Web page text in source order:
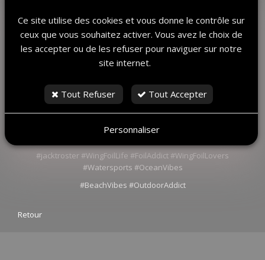
Ses followers ne s’y trompent pas : ils sont des milliers à vibrer
à ses côtés. ✨
#jacktroster #WingFoilLife #FoilAddict #WingFoilLovers
#Watersports #OceanVibes
#BeachVibes #OutdoorAddict
Retour
Ce site utilise des cookies et vous donne le contrôle sur
ceux que vous souhaitez activer. Vous avez le choix de
les accepter ou de les refuser pour naviguer sur notre
site internet.
Tout Refuser Tout Accepter
Personnaliser